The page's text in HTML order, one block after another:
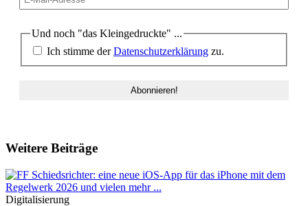
Und noch "das Kleingedruckte" ...
Ich stimme derDatenschutzerklärung zu.
Weitere Beiträge
Digitalisierung